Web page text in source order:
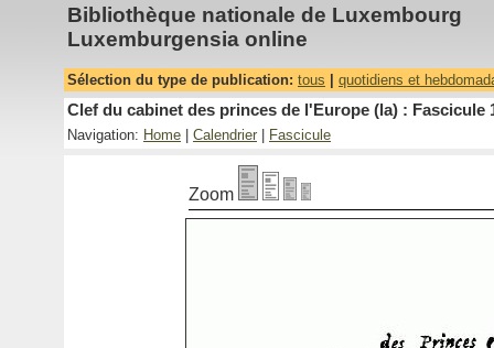
Bibliothèque nationale de Luxembourg
Luxemburgensia online
Sélection du type de publication: tous quotidiens et
Clef du cabinet des princes de l'Europe (la) : Fascicule
Navigation: Home Calendrier Fascicule
Zoom